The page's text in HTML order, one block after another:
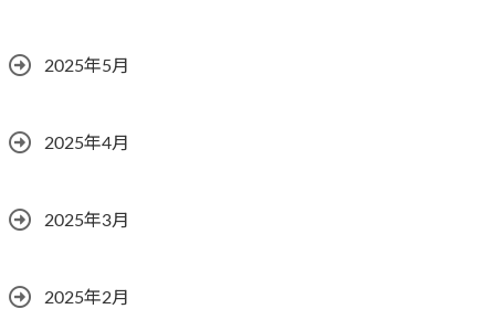
2025年5月
2025年4月
2025年3月
2025年2月